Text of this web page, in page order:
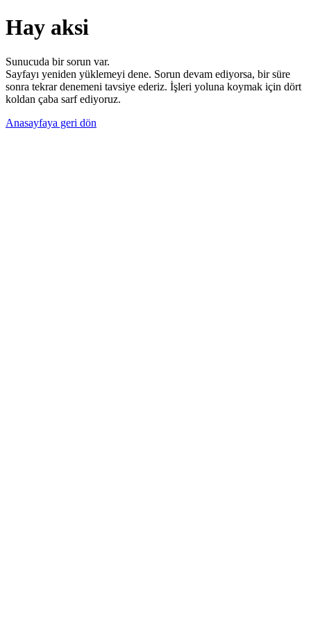
Hay aksi
Sunucuda bir sorun var.
Sayfayı yeniden yüklemeyi dene. Sorun devam ediyorsa, bir süre
sonra tekrar denemeni tavsiye ederiz. İşleri yoluna koymak için dört
koldan çaba sarf ediyoruz.
Anasayfaya geri dön